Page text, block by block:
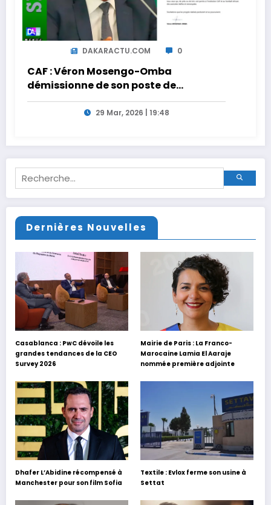
DAKARACTU.COM 0
CAF : Véron Mosengo-Omba
démissionne de son poste de
Secrétaire Général
29 Mar, 2026 | 19:48
Dernières Nouvelles
Casablanca : PwC dévoile les
grandes tendances de la CEO
Survey 2026
Mairie de Paris : La Franco-
Marocaine Lamia El Aaraje
nommée première adjointe
Dhafer L’Abidine récompensé à
Manchester pour son film Sofia
Textile : Evlox ferme son usine à
Settat